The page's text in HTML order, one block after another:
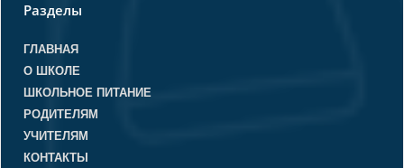
Разделы
ГЛАВНАЯ
О ШКОЛЕ
ШКОЛЬНОЕ ПИТАНИЕ
РОДИТЕЛЯМ
УЧИТЕЛЯМ
КОНТАКТЫ